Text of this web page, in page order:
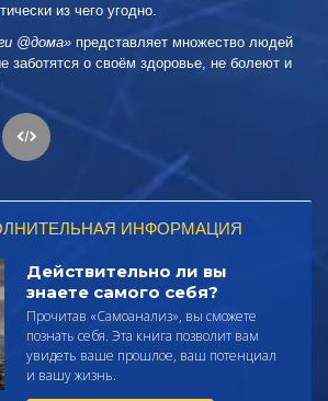
из чего угодно.
@дома» представляет множество людей
заботятся о своём здоровье, не болеют и
ИНФОРМАЦИЯ
Действительно ли вы
знаете самого себя?
Прочитав «Самоанализ», вы сможете
познать себя. Эта книга позволит вам
увидеть ваше прошлое, ваш потенциал
и вашу жизнь.